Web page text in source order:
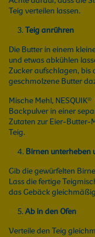
Teig verteilen lassen.
Teig anrühren
Die Butter in einem
und etwas abkühlen
Zucker aufschlagen, bis
geschmolzene Butter
Mische Mehl,
Backpulver in einer
Zutaten zur Eier-Butter-
Teig.
Birnen unterheben
Gib die gewürfelten
Lass die fertige
das Gebäck
Ab in den Ofen
Verteile den Teig